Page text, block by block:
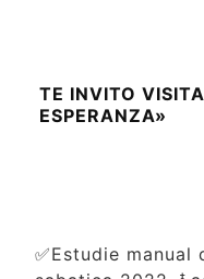
TE INVITO
ESPERANZA»
✅Estudie manual